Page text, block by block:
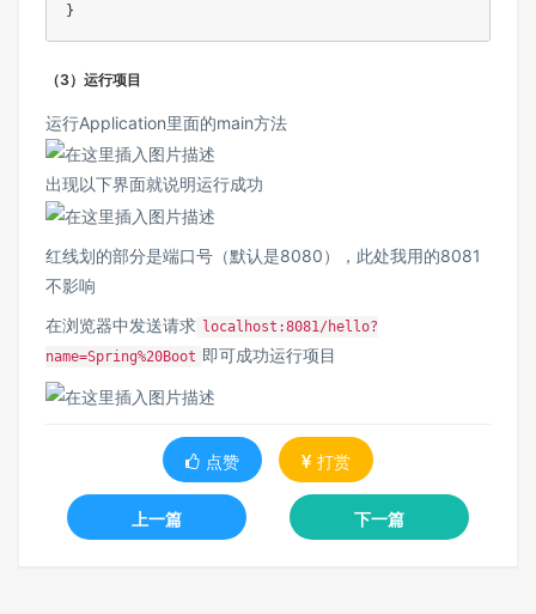
}
（3）运行项目
运行Application里面的main方法
出现以下界面就说明运行成功
红线划的部分是端口号（默认是8080），此处我用的8081
不影响
在浏览器中发送请求 localhost:8081/hello?
name=Spring%20Boot 即可成功运行项目
点赞 打赏
上一篇 下一篇